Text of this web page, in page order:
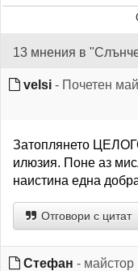
13 мнения в
velsi - Почетен
Затоплянето
илюзия. Поне аз
наистина една
Отговори с цитат
Стефан - майстор